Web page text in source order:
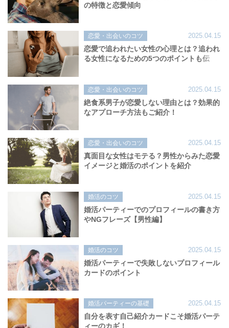
の特徴と恋愛傾向
恋愛・出会いのコツ 2025.04.15
恋愛で追われたい女性の心理とは？追われ
る女性になるための5つのポイントも伝
恋愛・出会いのコツ 2025.04.15
絶食系男子が恋愛しない理由とは？効果的
なアプローチ方法もご紹介！
恋愛・出会いのコツ 2025.04.15
真面目な女性はモテる？男性からみた恋愛
イメージと婚活のポイントを紹介
婚活のコツ 2025.04.15
婚活パーティーでのプロフィールの書き方
やNGフレーズ【男性編】
婚活のコツ 2025.04.15
婚活パーティーで失敗しないプロフィール
カードのポイント
婚活パーティーの基礎 2025.04.15
自分を表す自己紹介カードこそ婚活パーテ
ィーのカギ！